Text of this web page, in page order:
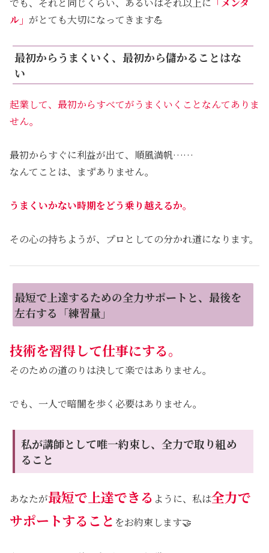
ル」 がとても大切になってきます💪
最初からうまくいく、最初から儲かることはな
い
起業して、最初からすべてがうまくいくことなんてありま
せん。
最初からすぐに利益が出て、順風満帆……
なんてことは、まずありません。
うまくいかない時期をどう乗り越えるか。
その心の持ちようが、プロとしての分かれ道になります。
最短で上達するための全力サポートと、最後を
左右する「練習量」
技術を習得して仕事にする。
そのための道のりは決して楽ではありません。
でも、一人で暗闇を歩く必要はありません。
私が講師として唯一約束し、全力で取り組め
ること
あなたが最短で上達できる ように、私は全力で
サポートすること をお約束します🤝